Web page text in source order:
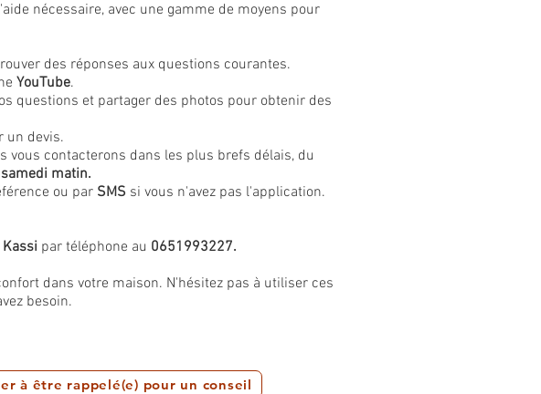
nécessaire, avec une gamme de moyens pour
des réponses aux questions courantes.
YouTube.
questions et partager des photos pour obtenir des
un devis.
vous contacterons dans les plus brefs délais, du
matin.
ou par SMS si vous n'avez pas l'application.
par téléphone au 0651993227.
dans votre maison. N'hésitez pas à utiliser ces
besoin.
à être rappelé(e) pour un conseil